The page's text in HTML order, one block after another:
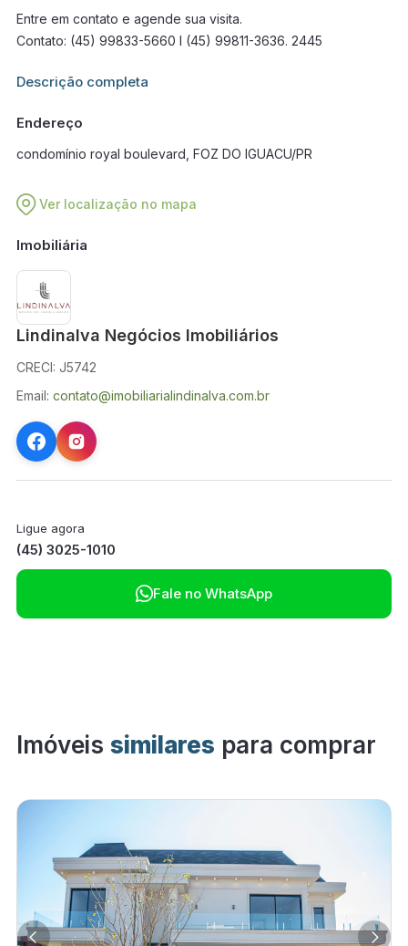
Entre em contato e agende sua visita.
Contato: (45) 99833-5660 I (45) 99811-3636. 2445
Informações adicionais sobre este imóvel estarão disponíveis
Descrição completa
Endereço
condomínio royal boulevard, FOZ DO IGUACU/PR
Ver localização no mapa
Imobiliária
Lindinalva Negócios Imobiliários
CRECI: J5742
Email: contato@imobiliarialindinalva.com.br
Ligue agora
(45) 3025-1010
Fale no WhatsApp
Imóveis similares para comprar